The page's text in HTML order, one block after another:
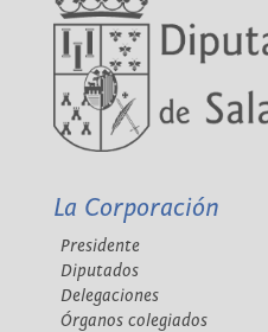
La Corporación
Presidente
Diputados
Delegaciones
Órganos colegiados